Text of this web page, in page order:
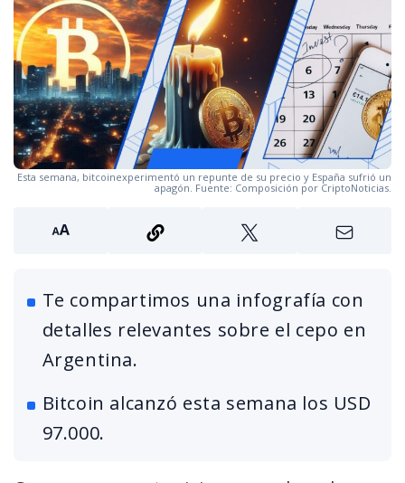
Esta semana, bitcoinexperimentó un repunte de su precio y España sufrió un
apagón. Fuente: Composición por CriptoNoticias.
Te compartimos una infografía con
detalles relevantes sobre el cepo en
Argentina.
Bitcoin alcanzó esta semana los USD
97.000.